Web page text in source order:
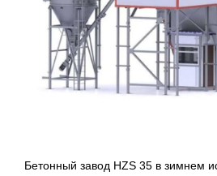
Бетонный завод HZS 35 в зимнем